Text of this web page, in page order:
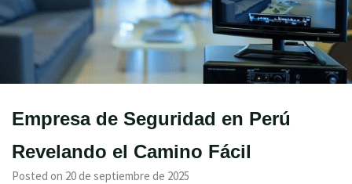
Empresa de Seguridad en Perú
Revelando el Camino Fácil
Posted on 20 de septiembre de 2025